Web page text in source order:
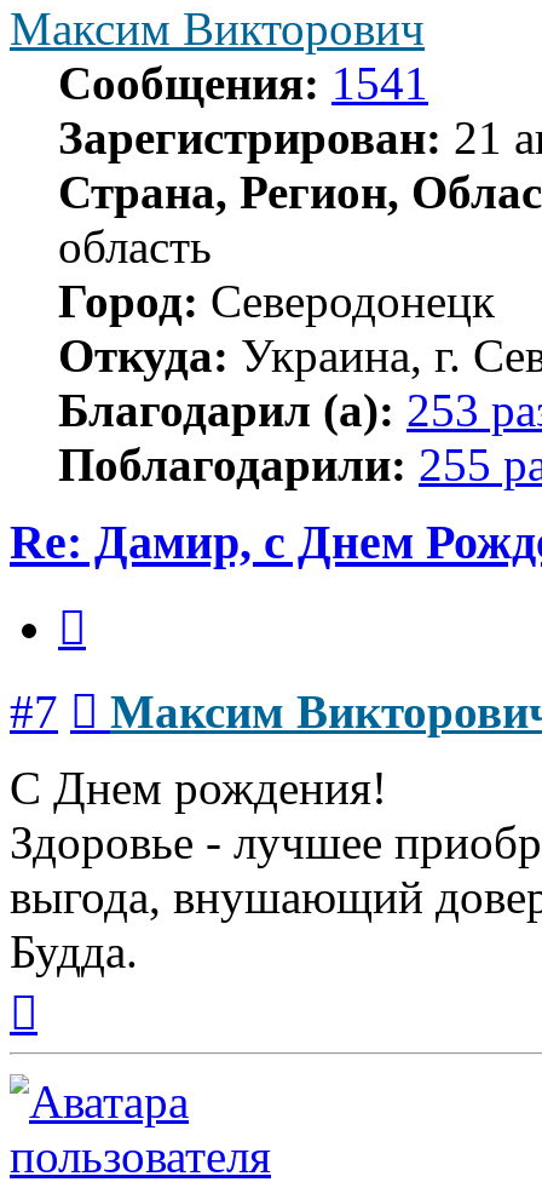
Максим Викторович
Сообщения: 1541
Зарегистрирован: 21
Страна, Регион,
область
Город: Северодонецк
Откуда: Украина, г.
Благодарил (а): 253
Поблагодарили: 255
Re: Дамир, с Днем
#7
Максим
С Днем рождения!
Здоровье - лучшее
выгода, внушающий
Будда.
началу